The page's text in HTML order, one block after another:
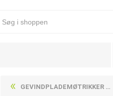
GEVINDPLADEMØTRIKKER ELFORZINKET STÅL TYPE 40/22 M6 (100 STK)